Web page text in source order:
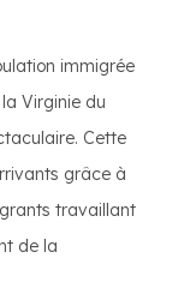
immigrée
Virginie du
Cette
grâce à
travaillant
de la